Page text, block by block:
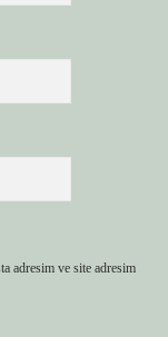
adresim ve site adresim